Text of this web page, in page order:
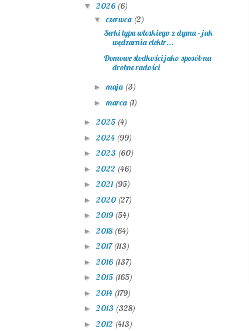
▼ 2026 (6)
▼czerwca (2)
Serki typu włoskiego z dymu – jak
wędzarnia elektr...
Domowe słodkości jako sposób na
drobne radości
►maja (3)
► marca (1)
► 2025 (4)
► 2024 (99)
► 2023 (60)
► 2022 (46)
► 2021 (95)
► 2020 (27)
► 2019 (54)
► 2018 (64)
► 2017(113)
► 2016 (137)
► 2015 (165)
► 2014 (179)
► 2013 (328)
► 2012 (413)